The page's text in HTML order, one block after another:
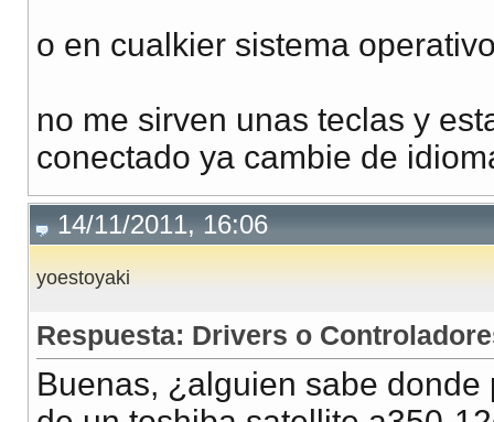
o en cualkier sistema
no me sirven unas teclas y
conectado ya cambie de
14/11/2011, 16:06
yoestoyaki
Respuesta: Drivers o
Buenas, ¿alguien sabe